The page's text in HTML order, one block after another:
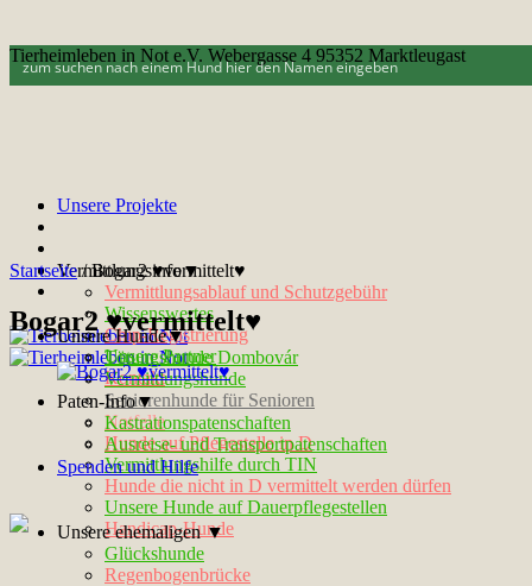
Tierheimleben in Not e.V. Webergasse 4 95352 Marktleugast
Unsere Projekte
Vermittlungsinfo▼
Vermittlungsablauf und Schutzgebühr
Wissenswertes
Chip-Registrierung
Unsere Partner
Kontakt
Unsere Hunde▼
Tötungshunde Dombovár
Vermittlungshunde
Seniorenhunde für Senioren
Notfelle
Hunde auf Pflegestelle in D
Vermittlungshilfe durch TIN
Hunde die nicht in D vermittelt werden dürfen
Unsere Hunde auf Dauerpflegestellen
Handicap-Hunde
Paten-Info▼
Kastrationspatenschaften
Ausreise- und Transportpatenschaften
Spenden und Hilfe
Unsere ehemaligen ▼
Glückshunde
Regenbogenbrücke
Startseite /Bogar2 ♥vermittelt♥
Bogar2 ♥vermittelt♥